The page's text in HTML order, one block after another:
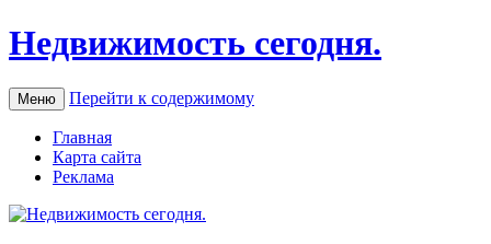
Недвижимость сегодня.
Меню Перейти к содержимому
Главная
Карта сайта
Реклама